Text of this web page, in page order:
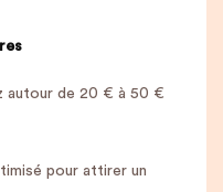
autour de 20 € à 50 €
pour attirer un